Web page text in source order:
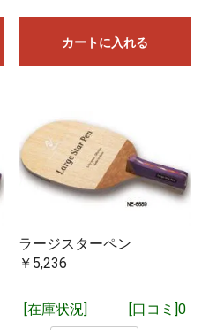
カートに入れる
ラージスターペン
￥5,236
[在庫状況] [口コミ]0